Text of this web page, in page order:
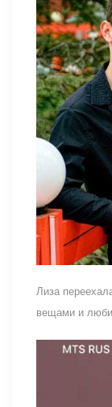
Лиза
вещами и